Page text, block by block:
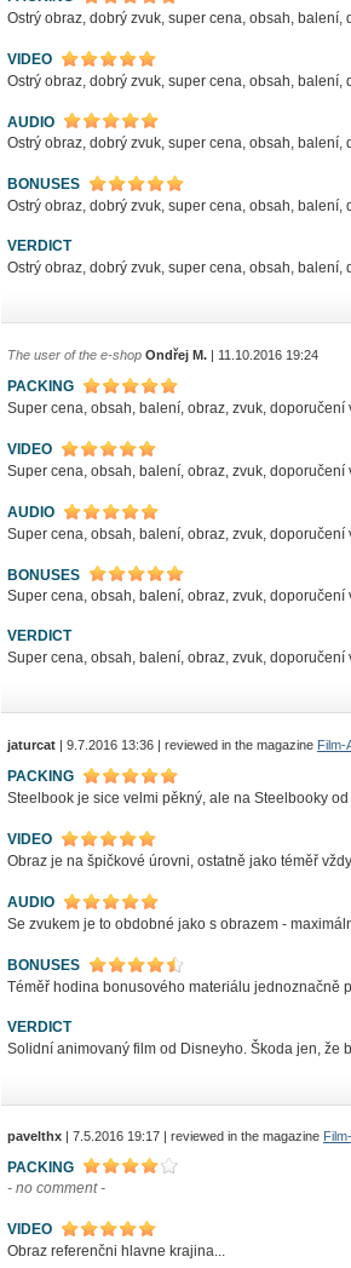
Ostrý obraz, dobrý zvuk, super cena, obsah,
VIDEO
Ostrý obraz, dobrý zvuk, super cena, obsah,
AUDIO
Ostrý obraz, dobrý zvuk, super cena, obsah,
BONUSES
Ostrý obraz, dobrý zvuk, super cena, obsah,
VERDICT
Ostrý obraz, dobrý zvuk, super cena, obsah,
The user of the e-shop Ondřej M. | 11.10.2016 19:24
PACKING
Super cena, obsah, balení, obraz, zvuk,
VIDEO
Super cena, obsah, balení, obraz, zvuk,
AUDIO
Super cena, obsah, balení, obraz, zvuk,
BONUSES
Super cena, obsah, balení, obraz, zvuk,
VERDICT
Super cena, obsah, balení, obraz, zvuk,
jaturcat | 9.7.2016 13:36 | reviewed in the magazine Film-
PACKING
Steelbook je sice velmi pěkný, ale na Steelbooky
VIDEO
Obraz je na špičkové úrovni, ostatně jako téměř
AUDIO
Se zvukem je to obdobné jako s obrazem -
BONUSES
Téměř hodina bonusového materiálu jednoznačně
VERDICT
Solidní animovaný film od Disneyho. Škoda jen, že
pavelthx | 7.5.2016 19:17 | reviewed in the magazine
PACKING
- no comment -
VIDEO
Obraz referenčni hlavne krajina...